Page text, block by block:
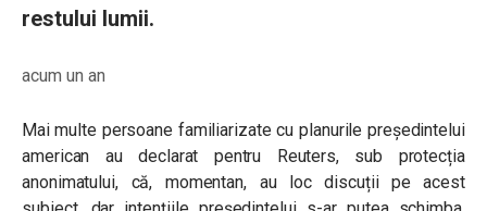
restului lumii.
acum un an
Mai multe persoane familiarizate cu planurile președintelui
american au declarat pentru Reuters, sub protecția
anonimatului, că, momentan, au loc discuții pe acest